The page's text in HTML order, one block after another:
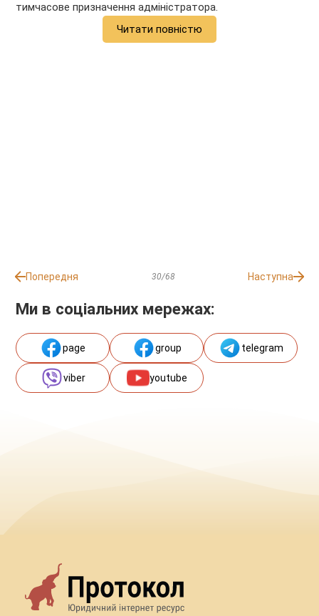
тимчасове призначення адміністратора.
Читати повністю
Попередня 30/68 Наступна
Ми в соціальних мережах:
page group telegram
viber youtube